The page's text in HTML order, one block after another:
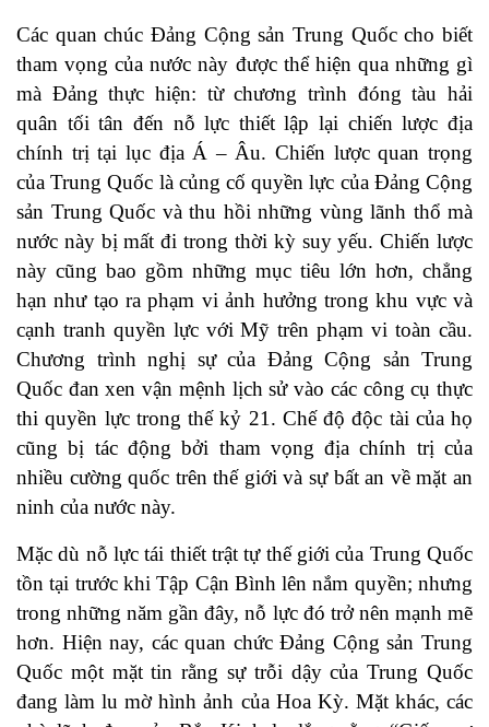
Các quan chúc Đảng Cộng sản Trung Quốc cho biết
tham vọng của nước này được thể hiện qua những gì
mà Đảng thực hiện: từ chương trình đóng tàu hải
quân tối tân đến nỗ lực thiết lập lại chiến lược địa
chính trị tại lục địa Á – Âu. Chiến lược quan trọng
của Trung Quốc là củng cố quyền lực của Đảng Cộng
sản Trung Quốc và thu hồi những vùng lãnh thổ mà
nước này bị mất đi trong thời kỳ suy yếu. Chiến lược
này cũng bao gồm những mục tiêu lớn hơn, chẳng
hạn như tạo ra phạm vi ảnh hưởng trong khu vực và
cạnh tranh quyền lực với Mỹ trên phạm vi toàn cầu.
Chương trình nghị sự của Đảng Cộng sản Trung
Quốc đan xen vận mệnh lịch sử vào các công cụ thực
thi quyền lực trong thế kỷ 21. Chế độ độc tài của họ
cũng bị tác động bởi tham vọng địa chính trị của
nhiều cường quốc trên thế giới và sự bất an về mặt an
ninh của nước này.
Mặc dù nỗ lực tái thiết trật tự thế giới của Trung Quốc
tồn tại trước khi Tập Cận Bình lên nắm quyền; nhưng
trong những năm gần đây, nỗ lực đó trở nên mạnh mẽ
hơn. Hiện nay, các quan chức Đảng Cộng sản Trung
Quốc một mặt tin rằng sự trỗi dậy của Trung Quốc
đang làm lu mờ hình ảnh của Hoa Kỳ. Mặt khác, các